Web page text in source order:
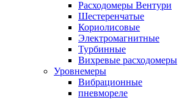
Расходомеры Вентури
Шестеренчатые
Кориолисовые
Электромагнитные
Турбинные
Вихревые расходомеры
Уровнемеры
Вибрационные
пневмореле